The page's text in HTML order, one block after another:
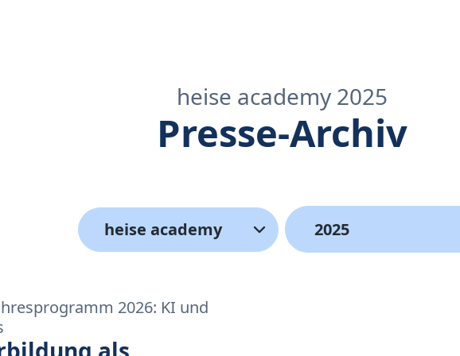
heise academy 2025
Presse-Archiv
heise academy
2026: KI und